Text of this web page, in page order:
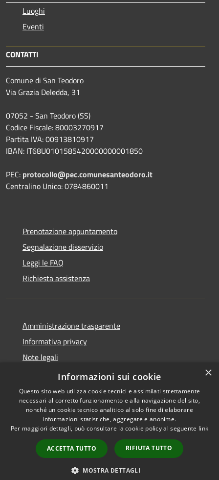
Luoghi
Eventi
CONTATTI
Comune di San Teodoro
Via Grazia Deledda, 31
07052 - San Teodoro (SS)
Codice Fiscale: 80003270917
Partita IVA: 00913810917
IBAN: IT68U0101585420000000001850
PEC: protocollo@pec.comunesanteodoro.it
Centralino Unico: 0784860011
Prenotazione appuntamento
Segnalazione disservizio
Leggi le FAQ
Richiesta assistenza
Amministrazione trasparente
Informativa privacy
Note legali
Dichiarazione di accessibilità
Accessibilità
Copyright © 2026 • Comune di
San Teodoro • Powered by
Municipium•
Accesso
redazione
×
Informazioni sui cookie
Questo sito web utilizza cookie tecnici e assimilati strettamente
necessari al corretto funzionamento e alla navigazione del sito,
nonché un cookie tecnico analitico al solo fine di elaborare
informazioni statistiche, aggregate e anonime.
Per maggiori dettagli, può consultare la cookie policy al seguente link
ACCETTA TUTTO RIFIUTA TUTTO
MOSTRA DETTAGLI